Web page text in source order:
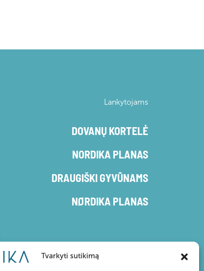
Tvarkyti sutikimą
Lankytojams
DOVANŲ KORTELĖ
NORDIKA PLANAS
DRAUGIŠKI GYVŪNAMS
NØRDIKA PLANAS